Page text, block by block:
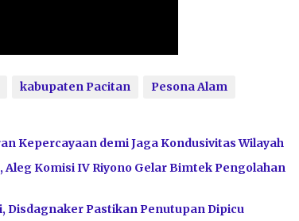
kabupaten Pacitan Pesona Alam
Kepercayaan demi Jaga Kondusivitas Wilayah
Komisi IV Riyono Gelar Bimtek Pengolahan
Disdagnaker Pastikan Penutupan Dipicu